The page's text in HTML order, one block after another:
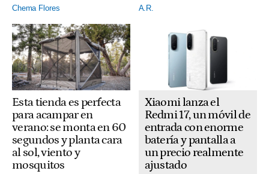
Chema Flores A.R.
Esta tienda es perfecta
para acampar en
verano: se monta en 60
segundos y planta cara
al sol, viento y
mosquitos
Xiaomi lanza el
Redmi 17, un móvil de
entrada con enorme
batería y pantalla a
un precio realmente
ajustado